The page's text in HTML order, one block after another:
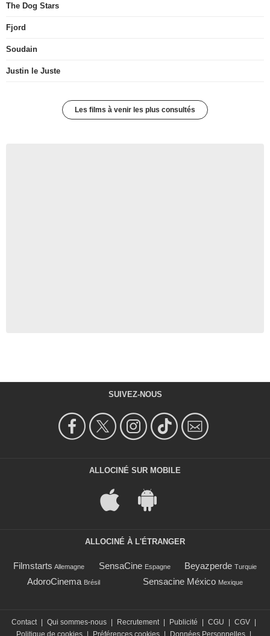
The Dog Stars
Fjord
Soudain
Justin le Juste
Les films à venir les plus consultés
SUIVEZ-NOUS
ALLOCINÉ SUR MOBILE
ALLOCINÉ À L'ÉTRANGER
Filmstarts Allemagne SensaCine Espagne Beyazperde Turquie
AdoroCinema Brésil Sensacine México Mexique
Contact | Qui sommes-nous | Recrutement | Publicité | CGU | CGV |
Politique de cookies | Préférences cookies | Données Personnelles |